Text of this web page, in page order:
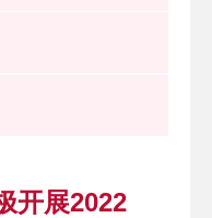
开展2022